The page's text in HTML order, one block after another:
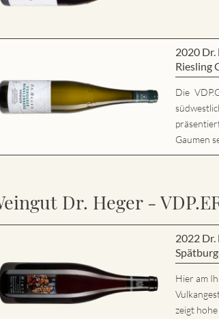
2020 Dr.
Riesling
Die
Gaumen
Dr. Heger -
2022
Hier am
zeigt